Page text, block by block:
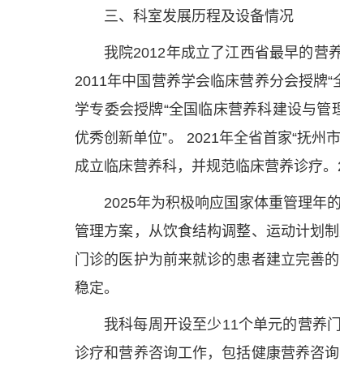
三、科室发展历程及设备情况
我院2012年成立了江西省最早的营
2011年中国营养学会临床营养分会授牌
学专委会授牌“全国临床营养科建设与管
优秀创新单位”。 2021年全省首家“抚州
成立临床营养科，并规范临床营养诊疗
2025年为积极响应国家体重管理年
管理方案，从饮食结构调整、运动计划
门诊的医护为前来就诊的患者建立完善
稳定。
我科每周开设至少11个单元的营养
诊疗和营养咨询工作，包括健康营养咨